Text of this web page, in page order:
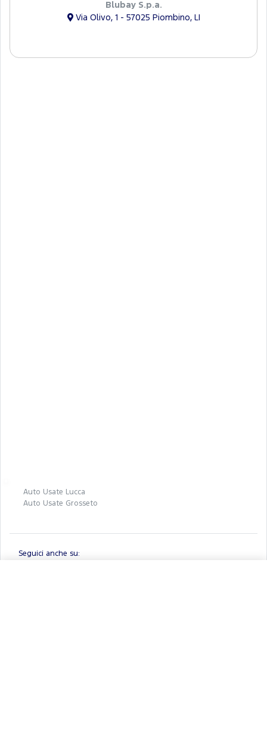
Blubay S.p.a.
Via Olivo, 1 - 57025 Piombino, LI
Auto Usate Lucca
Auto Usate Grosseto
Seguici anche su: